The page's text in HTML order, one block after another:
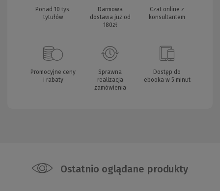
Ponad 10 tys.
tytułów
Darmowa
dostawa już od
180zł
Czat online z
konsultantem
Promocyjne ceny
i rabaty
Sprawna
realizacja
zamówienia
Dostęp do
ebooka w 5 minut
Ostatnio oglądane produkty